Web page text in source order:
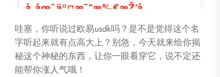
哇塞，你听说过欧易usdk吗？是不是觉得这个名
字听起来就有点高大上？别急，今天就来给你揭
秘这个神秘的东西，让你一眼看穿它，说不定还
能帮你涨人气哦！